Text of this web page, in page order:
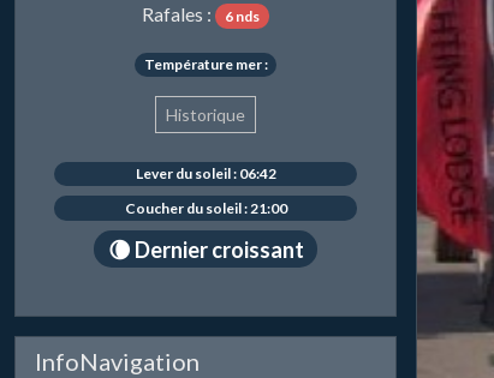
Rafales : 6 nds
Température mer :
Historique
Lever du soleil : 06:42
Coucher du soleil : 21:00
🌘 Dernier croissant
InfoNavigation